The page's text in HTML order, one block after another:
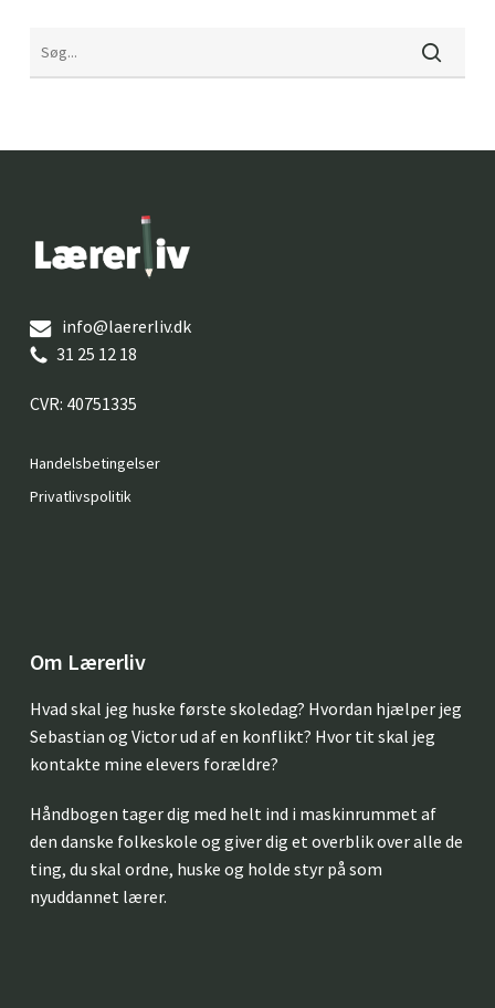
info@laererliv.dk
31 25 12 18
CVR: 40751335
Handelsbetingelser
Privatlivspolitik
Om Lærerliv
Hvad skal jeg huske første skoledag? Hvordan hjælper jeg
Sebastian og Victor ud af en konflikt? Hvor tit skal jeg
kontakte mine elevers forældre?
Håndbogen tager dig med helt ind i maskinrummet af
den danske folkeskole og giver dig et overblik over alle de
ting, du skal ordne, huske og holde styr på som
nyuddannet lærer.